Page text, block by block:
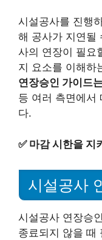
시설공사를 진행
해 공사가 지연될
사의 연장이 필요
지 요소를 이해하
연장승인 가이드
등 여러 측면에서
다.
✅ 마감 시한을 지
시설공사
시설공사 연장승
종료되지 않을 때